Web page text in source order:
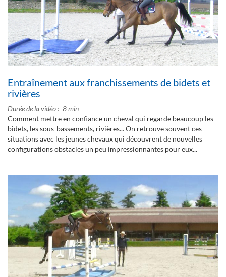
Entraînement aux franchissements de bidets et
rivières
Durée de la vidéo
8 min
Comment mettre en confiance un cheval qui regarde beaucoup les
bidets, les sous-bassements, rivières... On retrouve souvent ces
situations avec les jeunes chevaux qui découvrent de nouvelles
configurations obstacles un peu impressionnantes pour eux...